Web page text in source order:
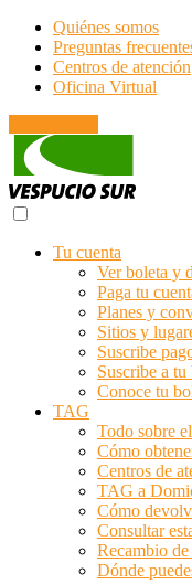
Quiénes somos
Preguntas
Centros de atención
Oficina Virtual
Tu cuenta
Ver boleta y
Paga tu
Planes y
Sitios y
Suscribe
Suscribe a
Conoce tu
TAG
Todo sobre
Cómo
Centros de
TAG a
Cómo
Consultar
Recambio
Dónde